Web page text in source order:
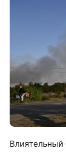
Влиятельный